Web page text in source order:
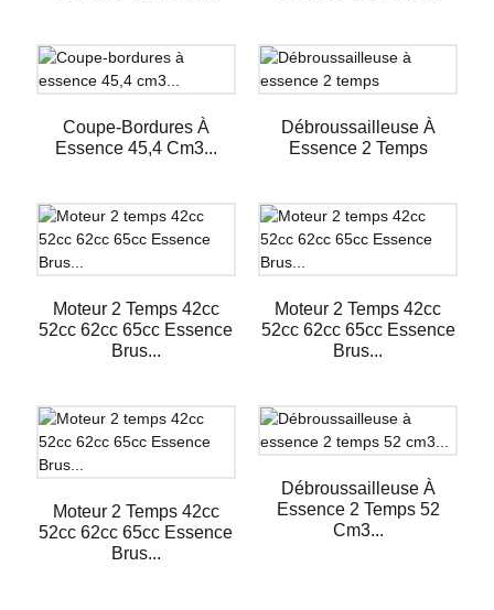
Coupe-Bordures À
Essence 45,4 Cm3...
Débroussailleuse À
Essence 2 Temps
Moteur 2 Temps 42cc
52cc 62cc 65cc Essence
Brus...
Moteur 2 Temps 42cc
52cc 62cc 65cc Essence
Brus...
Moteur 2 Temps 42cc
52cc 62cc 65cc Essence
Brus...
Débroussailleuse À
Essence 2 Temps 52
Cm3...